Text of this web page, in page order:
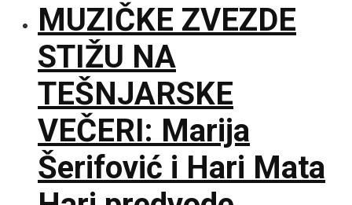
MUZIČKE ZVEZDE
STIŽU NA
TEŠNJARSKE
VEČERI: Marija
Šerifović i Hari Mata